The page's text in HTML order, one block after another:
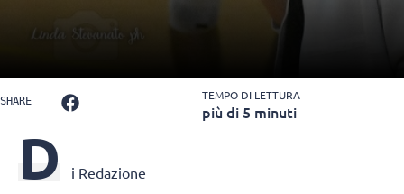
SHARE TEMPO DI LETTURA
più di 5 minuti
D i Redazione